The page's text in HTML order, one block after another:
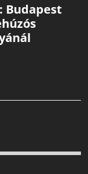
Budapest